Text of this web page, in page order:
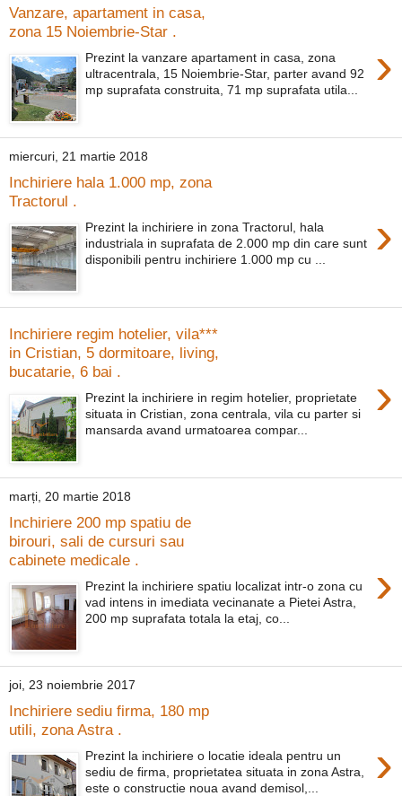
Vanzare, apartament in casa,
zona 15 Noiembrie-Star .
›
Prezint la vanzare apartament in casa, zona
ultracentrala, 15 Noiembrie-Star, parter avand 92
mp suprafata construita, 71 mp suprafata utila...
miercuri, 21 martie 2018
Inchiriere hala 1.000 mp, zona
Tractorul .
›
Prezint la inchiriere in zona Tractorul, hala
industriala in suprafata de 2.000 mp din care sunt
disponibili pentru inchiriere 1.000 mp cu ...
Inchiriere regim hotelier, vila***
in Cristian, 5 dormitoare, living,
bucatarie, 6 bai .
›
Prezint la inchiriere in regim hotelier, proprietate
situata in Cristian, zona centrala, vila cu parter si
mansarda avand urmatoarea compar...
marți, 20 martie 2018
Inchiriere 200 mp spatiu de
birouri, sali de cursuri sau
cabinete medicale .
›
Prezint la inchiriere spatiu localizat intr-o zona cu
vad intens in imediata vecinanate a Pietei Astra,
200 mp suprafata totala la etaj, co...
joi, 23 noiembrie 2017
Inchiriere sediu firma, 180 mp
utili, zona Astra .
›
Prezint la inchiriere o locatie ideala pentru un
sediu de firma, proprietatea situata in zona Astra,
este o constructie noua avand demisol,...